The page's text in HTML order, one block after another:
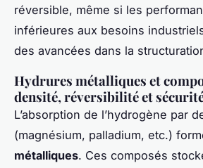
réversible, même si les
inférieures aux besoins
des avancées dans la
Hydrures métalliques et
densité, réversibilité et
L’absorption de l’hydrogène par
(magnésium, palladium, etc.)
métalliques. Ces composés